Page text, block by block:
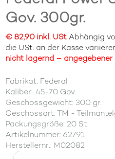
Gov. 300gr.
€ 82,90 inkl. UStAbhängig
die USt. an der Kasse
nicht lagernd – angegebener
Fabrikat: Federal
Kaliber: .45-70 Gov.
Geschossgewicht: 300 gr.
Geschossart: TM -
Packungsgröße: 20 St.
Artikelnummer: 62791
Herstellernr.: M02082